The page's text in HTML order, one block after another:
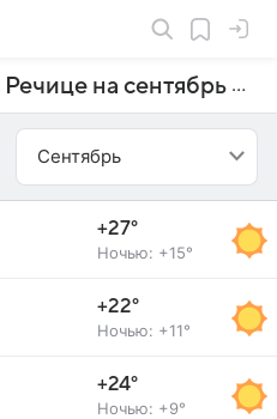
Прогноз погоды в Речице на сентябрь 2025 года
Сентябрь
+27°
Ночью: +15°
+22°
Ночью: +11°
+24°
Ночью: +9°